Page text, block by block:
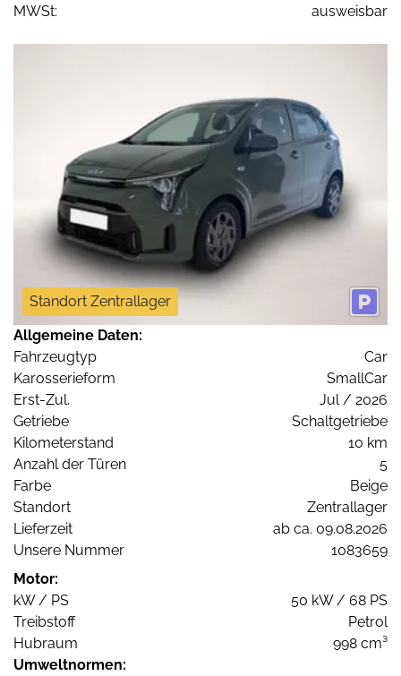
MWSt: ausweisbar
Standort Zentrallager
Allgemeine Daten:
Fahrzeugtyp
Car
Karosserieform
SmallCar
Erst-Zul.
Jul / 2026
Getriebe
Schaltgetriebe
Kilometerstand
10 km
Anzahl der Türen
5
Farbe
Beige
Standort
Zentrallager
Lieferzeit
ab ca. 09.08.2026
Unsere Nummer
1083659
Motor:
kW / PS
50 kW / 68 PS
Treibstoff
Petrol
Hubraum
998 cm³
Umweltnormen: